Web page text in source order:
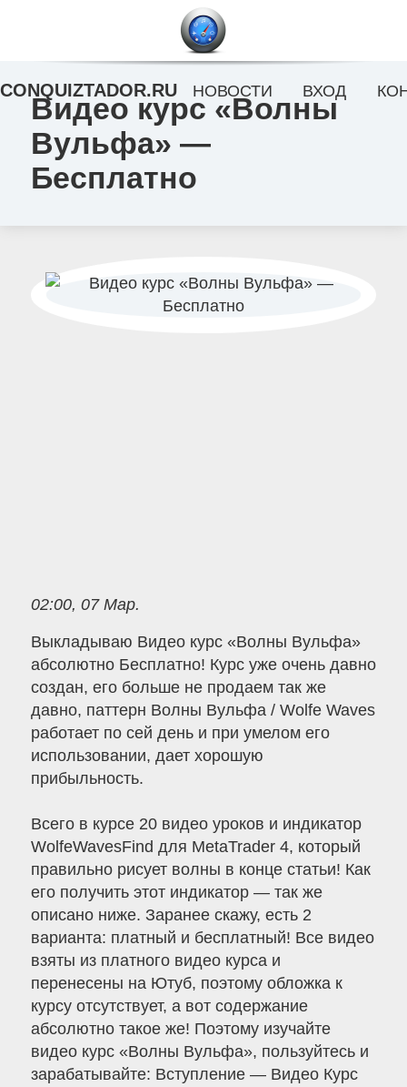
Видео курс «Волны
Вульфа» —
Бесплатно
02:00, 07 Мар.
Выкладываю Видео курс «Волны Вульфа»
абсолютно Бесплатно! Курс уже очень давно
создан, его больше не продаем так же
давно, паттерн Волны Вульфа / Wolfe Waves
работает по сей день и при умелом его
использовании, дает хорошую
прибыльность.
Всего в курсе 20 видео уроков и индикатор
WolfeWavesFind для MetaTrader 4, который
правильно рисует волны в конце статьи! Как
его получить этот индикатор — так же
описано ниже. Заранее скажу, есть 2
варианта: платный и бесплатный! Все видео
взяты из платного видео курса и
перенесены на Ютуб, поэтому обложка к
курсу отсутствует, а вот содержание
абсолютно такое же! Поэтому изучайте
видео курс «Волны Вульфа», пользуйтесь и
зарабатывайте: Вступление — Видео Курс
CONQUIZTADOR.RU НОВОСТИ ВХОД